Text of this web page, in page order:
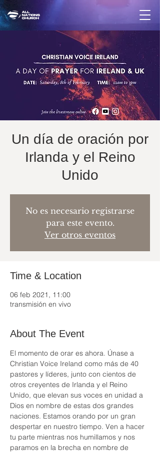
Un día de oración por
Irlanda y el Reino
Unido
No es necesario registrarse
para este evento.
Ver otros eventos
Time & Location
06 feb 2021, 11:00
transmisión en vivo
About The Event
El momento de orar es ahora. Únase a
Christian Voice Ireland como más de 40
pastores y líderes, junto con cientos de
otros creyentes de Irlanda y el Reino
Unido, que elevan sus voces en unidad a
Dios en nombre de estas dos grandes
naciones. Estamos orando por un gran
despertar en nuestro tiempo. Ven a hacer
tu parte mientras nos humillamos y nos
paramos en la brecha en nombre de